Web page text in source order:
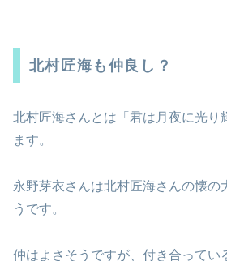
北村匠海も仲良し？
北村匠海さんとは「君は月夜に光り
ます。
永野芽衣さんは北村匠海さんの懐の
うです。
仲はよさそうですが、付き合ってい